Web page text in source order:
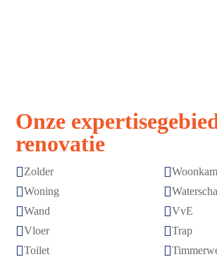
Onze
renovatie
Zolder 
Woning 
Wand VvE
Vloer Trap
Toilet 